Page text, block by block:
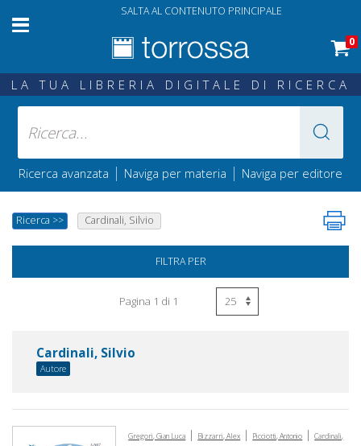
SALTA AL CONTENUTO PRINCIPALE
0
LA TUA LIBRERIA DIGITALE DI RICERCA
Ricerca avanzata | Naviga per materia | Naviga per editore
Ricerca >> Cardinali, Silvio
FILTRA PER
Pagina 1 di 1
Cardinali, Silvio
Autore
Gregori, Gian Luca | Bizzarri, Alex | Picciotti, Antonio | Cardinali,